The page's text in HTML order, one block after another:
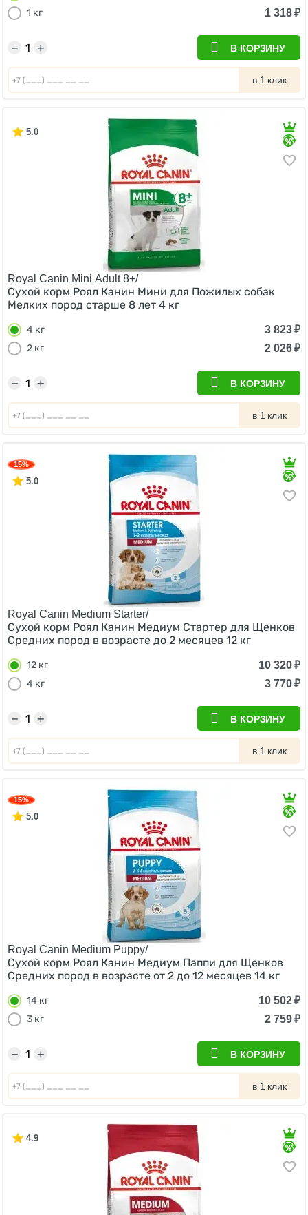
1 кг 1 318₽
+
− В КОРЗИНУ
в 1 клик
5.0
Royal Canin Mini Adult 8+/
Сухой корм Роял Канин Мини для Пожилых собак
Мелких пород старше 8 лет 4 кг
4 кг 3 823₽
2 кг
2 026₽
+
− В КОРЗИНУ
в 1 клик
15%
5.0
Royal Canin Medium Starter/
Сухой корм Роял Канин Медиум Стартер для Щенков
Средних пород в возрасте до 2 месяцев 12 кг
12 кг 10 320₽
4 кг
3 770₽
+
− В КОРЗИНУ
в 1 клик
15%
5.0
Royal Canin Medium Puppy/
Сухой корм Роял Канин Медиум Паппи для Щенков
Средних пород в возрасте от 2 до 12 месяцев 14 кг
14 кг 10 502₽
3 кг
2 759₽
+
− В КОРЗИНУ
в 1 клик
4.9